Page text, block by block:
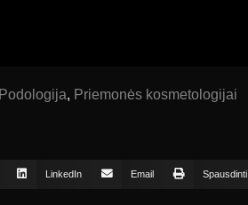
Podologija, Priemonės kosmetologijai
LinkedIn Email Spausdinti